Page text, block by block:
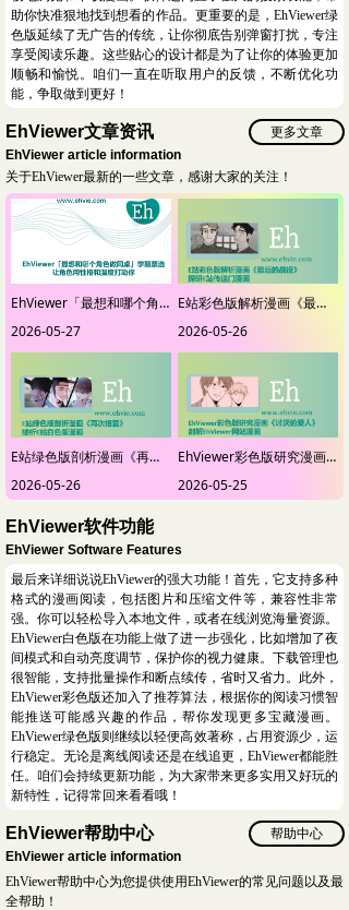
EhViewer「最想和哪个角色做同桌」学期票选-让角色用性格和温度打动你
2026-05-27
E站彩色版解析漫画《最后的战役》-探研E站传送门漫画
2026-05-26
E站绿色版剖析漫画《再次相爱》-缕析E站白色版漫画
2026-05-26
EhViewer彩色版研究漫画《讨厌的爱人》-剖解EhViewer网站漫画
2026-05-25
EhViewer文章资讯
EhViewer article information
更多文章
关于EhViewer最新的一些文章，感谢大家的关注！
助你快准狠地找到想看的作品。更重要的是，EhViewer绿
色版延续了无广告的传统，让你彻底告别弹窗打扰，专注
享受阅读乐趣。这些贴心的设计都是为了让你的体验更加
顺畅和愉悦。咱们一直在听取用户的反馈，不断优化功
能，争取做到更好！
最后来详细说说EhViewer的强大功能！首先，它支持多种
格式的漫画阅读，包括图片和压缩文件等，兼容性非常
强。你可以轻松导入本地文件，或者在线浏览海量资源。
EhViewer白色版在功能上做了进一步强化，比如增加了夜
间模式和自动亮度调节，保护你的视力健康。下载管理也
很智能，支持批量操作和断点续传，省时又省力。此外，
EhViewer彩色版还加入了推荐算法，根据你的阅读习惯智
能推送可能感兴趣的作品，帮你发现更多宝藏漫画。
EhViewer绿色版则继续以轻便高效著称，占用资源少，运
行稳定。无论是离线阅读还是在线追更，EhViewer都能胜
任。咱们会持续更新功能，为大家带来更多实用又好玩的
新特性，记得常回来看看哦！
EhViewer软件功能
EhViewer Software Features
EhViewer帮助中心
EhViewer article information
帮助中心
EhViewer帮助中心为您提供使用EhViewer的常见问题以及最
全帮助！